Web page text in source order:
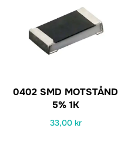
0402 SMD MOTSTÅND
5% 1K
33,00 kr